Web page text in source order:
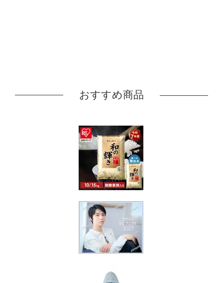
おすすめ商品